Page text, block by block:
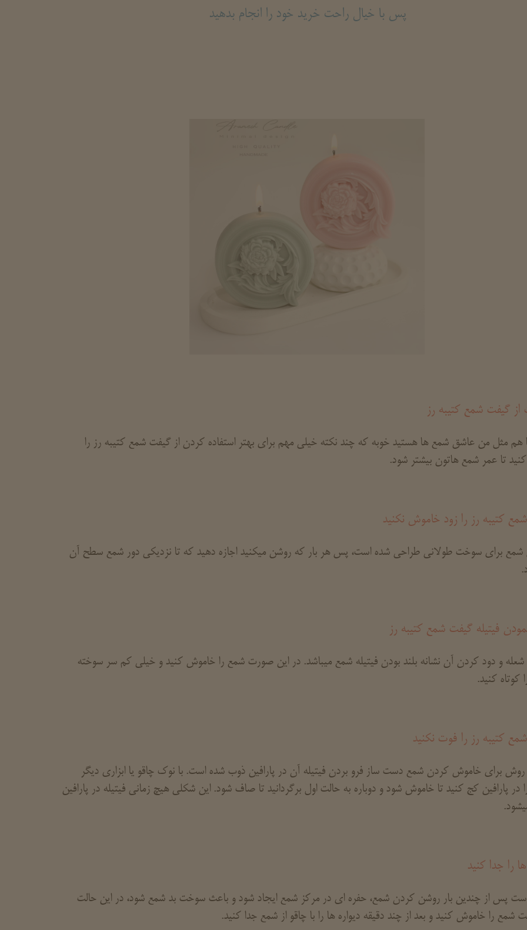
پس با خیال راحت خرید خود را انجام بدهید
از گیفت شمع کتیبه رز
هم مثل من عاشق شمع ها هستید خوبه که چند نکته خیلی مهم برای بهتر استفاده کردن از گیفت شمع کتیبه رز را
تا عمر شمع هاتون بیشتر شود.
کتیبه رز را زود خاموش نکنید
شمع برای سوخت طولانی طراحی شده است، پس هر بار که روشن میکنید اجازه دهید که تا نزدیکی دور شمع سطح آن
فیتیله گیفت شمع کتیبه رز
شعله و دود کردن آن نشانه بلند بودن فیتیله شمع میباشد. در این صورت شمع را خاموش کنید و خیلی کم سر سوخته
کوتاه کنید.
کتیبه رز را فوت نکنید
روش برای خاموش کردن شمع دست ساز فرو بردن فیتیله آن در پارافین ذوب شده است. با نوک چاقو یا ابزاری دیگر
در پارافین کج کنید تا خاموش شود و دوباره به حالت اول برگردانید تا صاف شود. این شکلی هیچ زمانی فیتیله در پارافین
را جدا کنید
پس از چندین بار روشن کردن شمع، حفره ای در مرکز شمع ایجاد شود و باعث سوخت بد شمع شود، در این حالت
شمع را خاموش کنید و بعد از چند دقیقه دیواره ها را با چاقو از شمع جدا کنید.